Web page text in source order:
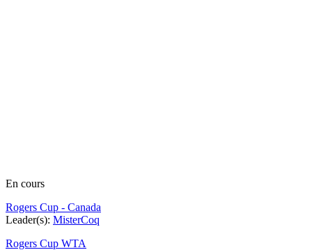
En cours
Rogers Cup - Canada
Leader(s): MisterCoq
Rogers Cup WTA